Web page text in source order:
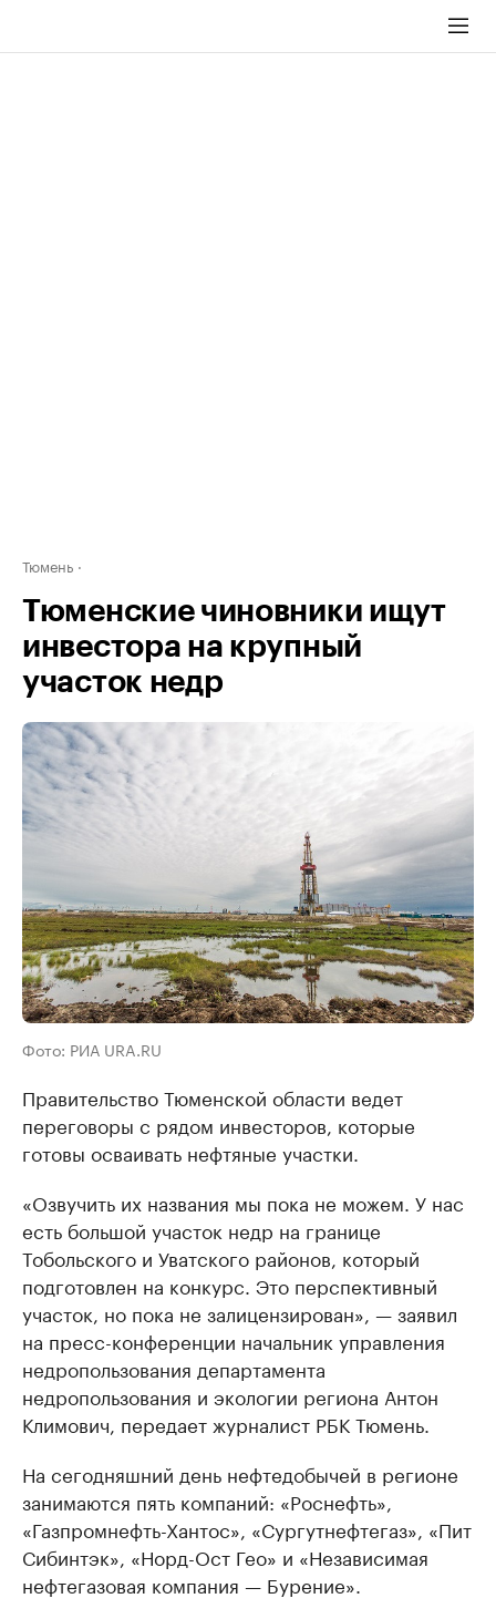
Тюмень
Тюменские чиновники ищут
инвестора на крупный
участок недр
Фото: РИА URA.RU
Правительство Тюменской области ведет
переговоры с рядом инвесторов, которые
готовы осваивать нефтяные участки.
«Озвучить их названия мы пока не можем. У нас
есть большой участок недр на границе
Тобольского и Уватского районов, который
подготовлен на конкурс. Это перспективный
участок, но пока не залицензирован», — заявил
на пресс-конференции начальник управления
недропользования департамента
недропользования и экологии региона Антон
Климович, передает журналист РБК Тюмень.
На сегодняшний день нефтедобычей в регионе
занимаются пять компаний: «Роснефть»,
«Газпромнефть-Хантос», «Сургутнефтегаз», «Пит
Сибинтэк», «Норд-Ост Гео» и «Независимая
нефтегазовая компания — Бурение».